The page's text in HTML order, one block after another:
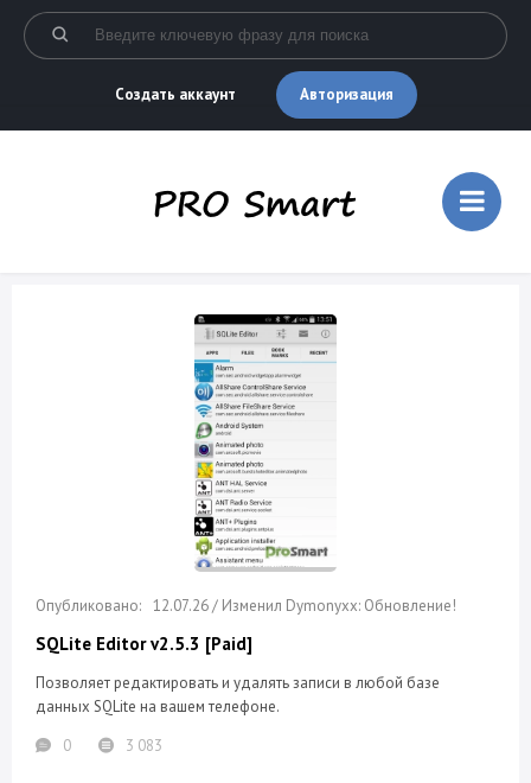
Создать аккаунт Авторизация
12.07.26 / Изменил Dymonyxx: Обновление!
SQLite Editor v2.5.3 [Paid]
Позволяет редактировать и удалять записи в любой базе
данных SQLite на вашем телефоне.
0
3 083